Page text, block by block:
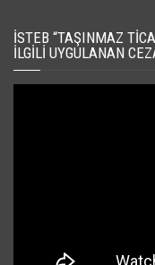
İSTEB “TAŞINMAZ
İLGILI UYGULANAN